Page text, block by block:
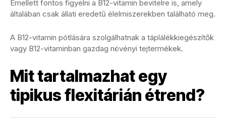
Emellett fontos figyelni a B12-vitamin bevitelre is, amely
általában csak állati eredetű élelmiszerekben található meg.
A B12-vitamin pótlására szolgálhatnak a táplálékkiegészítők
vagy B12-vitaminban gazdag növényi tejtermékek.
Mit tartalmazhat egy
tipikus flexitárián étrend?